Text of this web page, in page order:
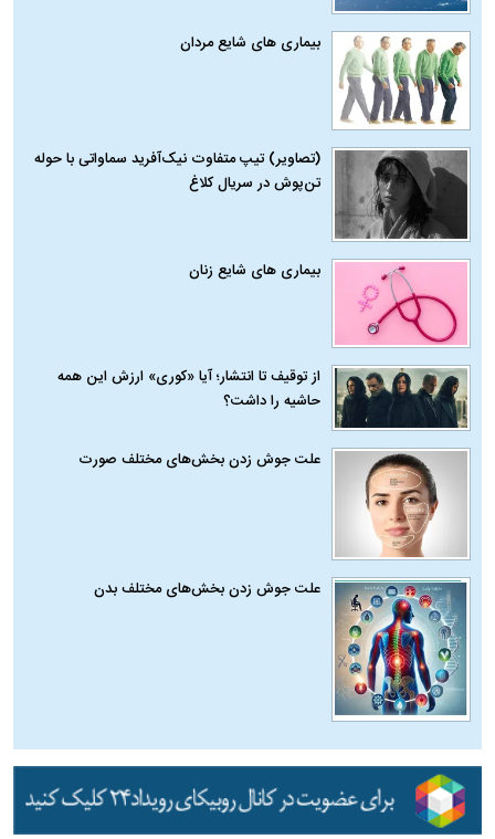
بیماری‌ های شایع مردان
(تصاویر) تیپ متفاوت نیک‌آفرید سماواتی با حوله
تن‌پوش در سریال کلاغ
بیماری‌ های شایع زنان
از توقیف تا انتشار؛ آیا «کوری» ارزش این همه
حاشیه را داشت؟
علت جوش زدن بخش‌های مختلف صورت
علت جوش زدن بخش‌های مختلف بدن